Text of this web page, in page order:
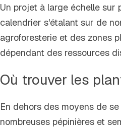
Un projet à large échelle sur
calendrier s'étalant sur de
agroforesterie et des zones
dépendant des ressources
Où trouver les
En dehors des moyens de
nombreuses pépinières et